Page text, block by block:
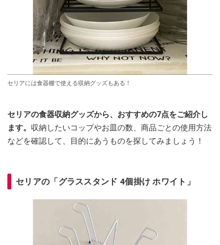
セリアには食器棚で使える収納グッズもある！
セリアの食器収納グッズから、おすすめの7点をご紹介し
ます。 収納したいコップやお皿の数、商品ごとの使用方法
などを確認して、目的にあうものを探してみましょう！
セリアの「グラススタンド 4個掛け ホワイト」